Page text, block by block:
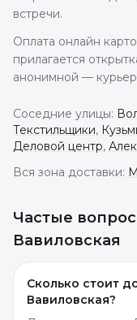
встречи.
Оплата онлайн
прилагается
анонимной — курьер
Соседние улицы:
Текстильщики,
Деловой центр,
Вся зона доставки:
Частые
Вавиловская
Сколько стоит
Вавиловская?